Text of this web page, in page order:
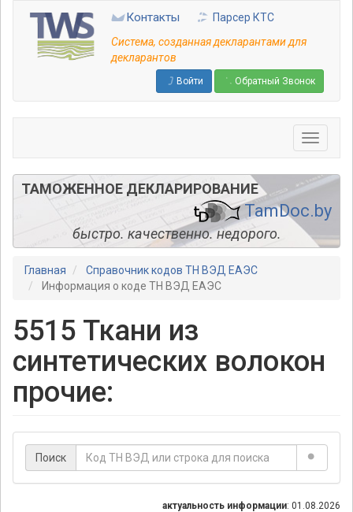
основному
содержанию
Контакты
Парсер КТС
Система, созданная декларантами для
декларантов
Войти Обратный Звонок
ТАМОЖЕННОЕ ДЕКЛАРИРОВАНИЕ
TamDoc.by
быстро. качественно. недорого.
Главная
Справочник кодов ТН ВЭД ЕАЭС
Информация о коде ТН ВЭД ЕАЭС
5515 Ткани из
синтетических волокон
прочие:
Поиск
актуальность информации: 01.08.2026